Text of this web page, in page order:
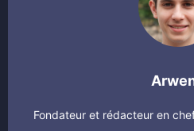
Fondateur et rédacteur en